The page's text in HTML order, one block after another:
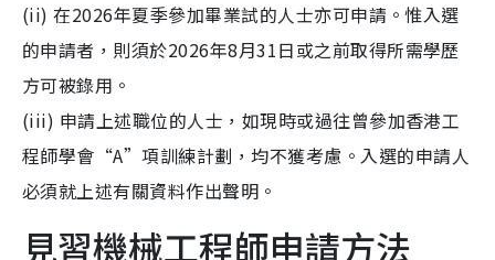
(ii) 在2026年夏季參加畢業試的人士亦可申請。惟入選
的申請者，則須於2026年8月31日或之前取得所需學歷
方可被錄用。
(iii) 申請上述職位的人士，如現時或過往曾參加香港工
程師學會“A”項訓練計劃，均不獲考慮。入選的申請人
必須就上述有關資料作出聲明。
見習機械工程師申請方法